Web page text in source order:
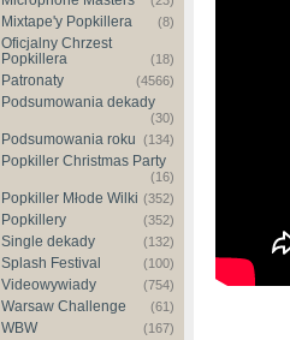
Mixtape'y Popkillera (8)
Oficjalny Chrzest
Popkillera
(18)
Patronaty (4566)
Podsumowania dekady
(30)
Podsumowania roku (134)
Popkiller Christmas Party
(16)
Popkiller Młode Wilki (352)
Popkillery (352)
Single dekady (132)
Splash Festival (100)
Videowywiady (754)
Warsaw Challenge (61)
WBW (167)